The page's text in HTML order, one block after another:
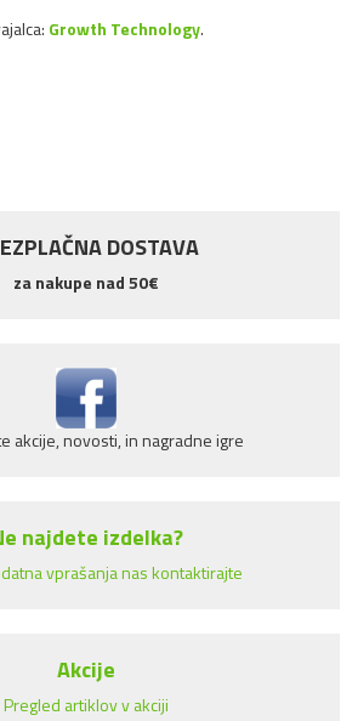
Growth Technology.
DOSTAVA
za nakupe nad 50€
akcije, novosti, in nagradne igre
najdete izdelka?
vprašanja nas kontaktirajte
Akcije
Pregled artiklov v akciji